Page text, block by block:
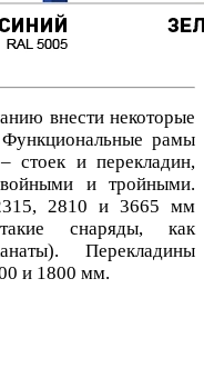
внести некоторые
рамы
стоек и перекладин,
и тройными.
2810 и 3665 мм
снаряды, как
Перекладины
и 1800 мм.